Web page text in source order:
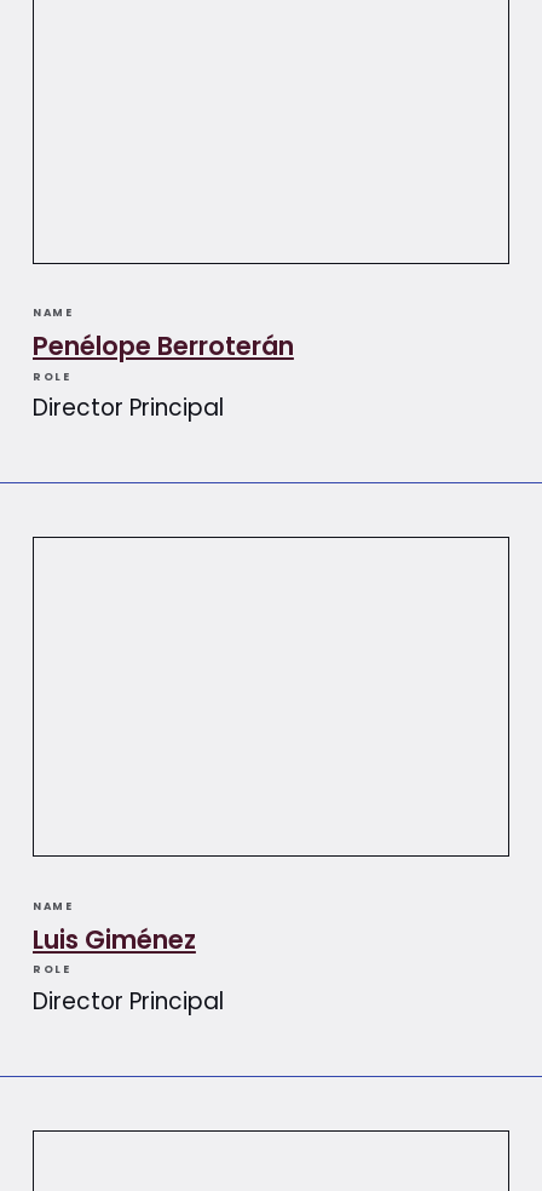
NAME
Penélope Berroterán​​
ROLE
Director Principal
NAME
Luis Giménez​​
ROLE
Director Principal